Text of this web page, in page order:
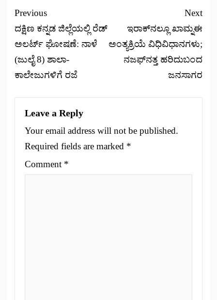
Previous
ದಕ್ಷಿಣ ಕನ್ನಡ ಜಿಲ್ಲೆಯಲ್ಲಿ ರೆಡ್
ಅಲರ್ಟ್ ಘೋಷಣೆ: ನಾಳೆ
(ಜುಲೈ 8) ಶಾಲಾ-
ಕಾಲೇಜುಗಳಿಗೆ ರಜೆ
Next
ಇರಾಕ್‌ನಲ್ಲೂ ಖಾಮ್ನಈ
ಅಂತ್ಯಕ್ರಿಯೆ ವಿಧಿವಿಧಾನಗಳು;
ನಜಫ್‌ನತ್ತ ಹರಿದುಬಂದ
ಜನಸಾಗರ
Leave a Reply
Your email address will not be published.
Required fields are marked *
Comment *